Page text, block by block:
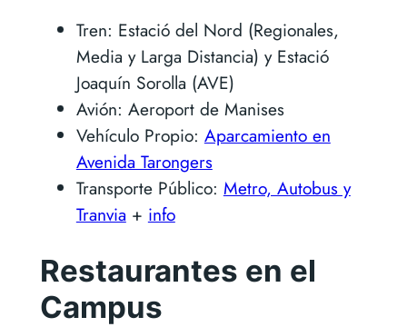
Tren: Estació del Nord (Regionales,
Media y Larga Distancia) y Estació
Joaquín Sorolla (AVE)
Avión: Aeroport de Manises
Vehículo Propio: Aparcamiento en
Avenida Tarongers
Transporte Público: Metro, Autobus y
Tranvia + info
Restaurantes en el
Campus